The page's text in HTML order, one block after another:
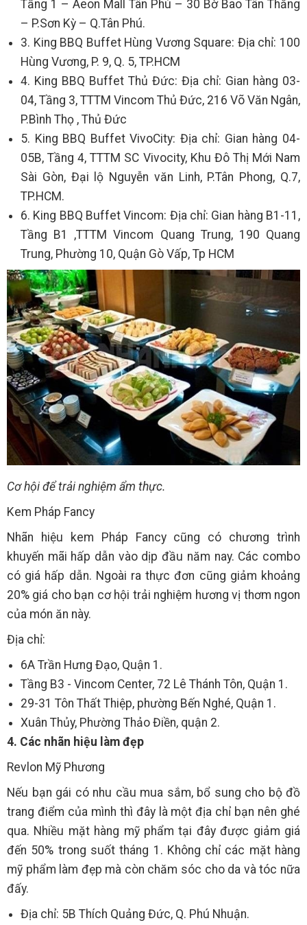
Tầng 1 – Aeon Mall Tân Phú – 30 Bờ Bao Tân Thắng
– P.Sơn Kỳ – Q.Tân Phú.
3. King BBQ Buffet Hùng Vương Square: Địa chỉ: 100
Hùng Vương, P. 9, Q. 5, TP.HCM
4. King BBQ Buffet Thủ Đức: Địa chỉ: Gian hàng 03-
04, Tầng 3, TTTM Vincom Thủ Đức, 216 Võ Văn Ngân,
P.Bình Thọ , Thủ Đức
5. King BBQ Buffet VivoCity: Địa chỉ: Gian hàng 04-
05B, Tầng 4, TTTM SC Vivocity, Khu Đô Thị Mới Nam
Sài Gòn, Đại lộ Nguyễn văn Linh, P.Tân Phong, Q.7,
TP.HCM.
6. King BBQ Buffet Vincom: Địa chỉ: Gian hàng B1-11,
Tầng B1 ,TTTM Vincom Quang Trung, 190 Quang
Trung, Phường 10, Quận Gò Vấp, Tp HCM
Cơ hội để trải nghiệm ẩm thực.
Kem Pháp Fancy
Nhãn hiệu kem Pháp Fancy cũng có chương trình
khuyến mãi hấp dẫn vào dịp đầu năm nay. Các combo
có giá hấp dẫn. Ngoài ra thực đơn cũng giảm khoảng
20% giá cho bạn cơ hội trải nghiệm hương vị thơm ngon
của món ăn này.
Địa chỉ:
6A Trần Hưng Đạo, Quận 1.
Tầng B3 - Vincom Center, 72 Lê Thánh Tôn, Quận 1.
29-31 Tôn Thất Thiệp, phường Bến Nghé, Quận 1.
Xuân Thủy, Phường Thảo Điền, quận 2.
4. Các nhãn hiệu làm đẹp
Revlon Mỹ Phương
Nếu bạn gái có nhu cầu mua sắm, bổ sung cho bộ đồ
trang điểm của mình thì đây là một địa chỉ bạn nên ghé
qua. Nhiều mặt hàng mỹ phẩm tại đây được giảm giá
đến 50% trong suốt tháng 1. Không chỉ các mặt hàng
mỹ phẩm làm đẹp mà còn chăm sóc cho da và tóc nữa
đấy.
Địa chỉ: 5B Thích Quảng Đức, Q. Phú Nhuận.